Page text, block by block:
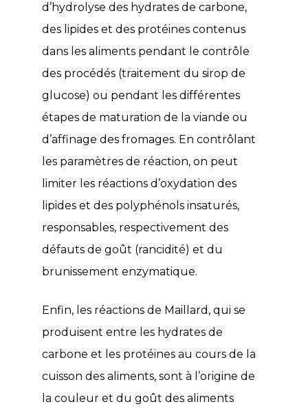
d’hydrolyse des hydrates de carbone,
des lipides et des protéines contenus
dans les aliments pendant le contrôle
des procédés (traitement du sirop de
glucose) ou pendant les différentes
étapes de maturation de la viande ou
d’affinage des fromages. En contrôlant
les paramètres de réaction, on peut
limiter les réactions d’oxydation des
lipides et des polyphénols insaturés,
responsables, respectivement des
défauts de goût (rancidité) et du
brunissement enzymatique.
Enfin, les réactions de Maillard, qui se
produisent entre les hydrates de
carbone et les protéines au cours de la
cuisson des aliments, sont à l’origine de
la couleur et du goût des aliments